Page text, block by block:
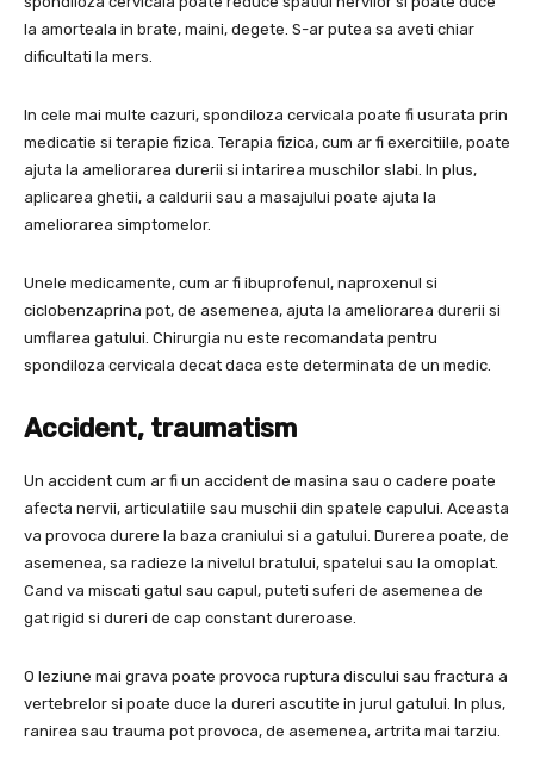
la amorteala in brate, maini, degete. S-ar putea sa aveti chiar
dificultati la mers.
In cele mai multe cazuri, spondiloza cervicala poate fi usurata prin
medicatie si terapie fizica. Terapia fizica, cum ar fi exercitiile, poate
ajuta la ameliorarea durerii si intarirea muschilor slabi. In plus,
aplicarea ghetii, a caldurii sau a masajului poate ajuta la
ameliorarea simptomelor.
Unele medicamente, cum ar fi ibuprofenul, naproxenul si
ciclobenzaprina pot, de asemenea, ajuta la ameliorarea durerii si
umflarea gatului. Chirurgia nu este recomandata pentru
spondiloza cervicala decat daca este determinata de un medic.
Accident, traumatism
Un accident cum ar fi un accident de masina sau o cadere poate
afecta nervii, articulatiile sau muschii din spatele capului. Aceasta
va provoca durere la baza craniului si a gatului. Durerea poate, de
asemenea, sa radieze la nivelul bratului, spatelui sau la omoplat.
Cand va miscati gatul sau capul, puteti suferi de asemenea de
gat rigid si dureri de cap constant dureroase.
O leziune mai grava poate provoca ruptura discului sau fractura a
vertebrelor si poate duce la dureri ascutite in jurul gatului. In plus,
ranirea sau trauma pot provoca, de asemenea, artrita mai tarziu.